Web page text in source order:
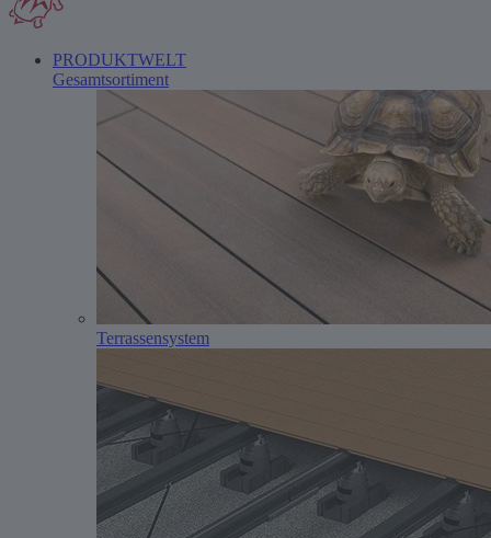
PRODUKTWELT
Gesamtsortiment
Terrassensystem